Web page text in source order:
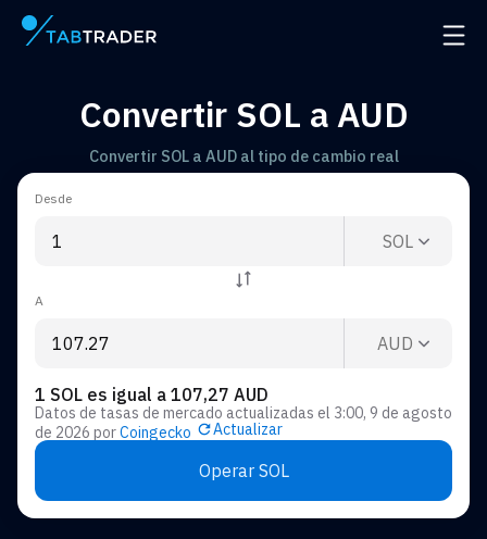
Página principal Abrir
Convertir SOL a AUD
Convertir SOL a AUD al tipo de cambio real
Desde
SOL
A
AUD
1 SOL es igual a 107,27 AUD
Datos de tasas de mercado actualizadas el 3:00, 9 de agosto
de 2026 porCoingecko Actualizar
Operar SOL